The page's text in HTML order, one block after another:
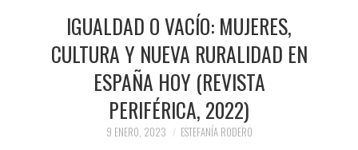
INICIO
HACER BOSQUE (SALA DE
COLABORACIONES)
IGUALDAD O VACÍO: MUJERES,
CULTURA Y NUEVA RURALIDAD EN
ESPAÑA HOY (REVISTA
PERIFÉRICA, 2022)
9 ENERO, 2023 ESTEFANÍA RODERO